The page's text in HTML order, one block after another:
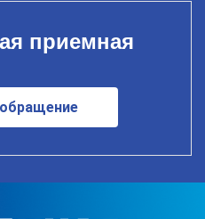
приемная